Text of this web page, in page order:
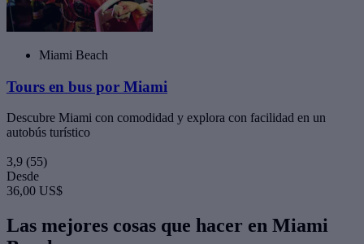
Miami Beach
Tours en bus por Miami
Descubre Miami con comodidad y explora con facilidad en un
autobús turístico
3,9 (55)
Desde
36,00 US$
Las mejores cosas que hacer en Miami